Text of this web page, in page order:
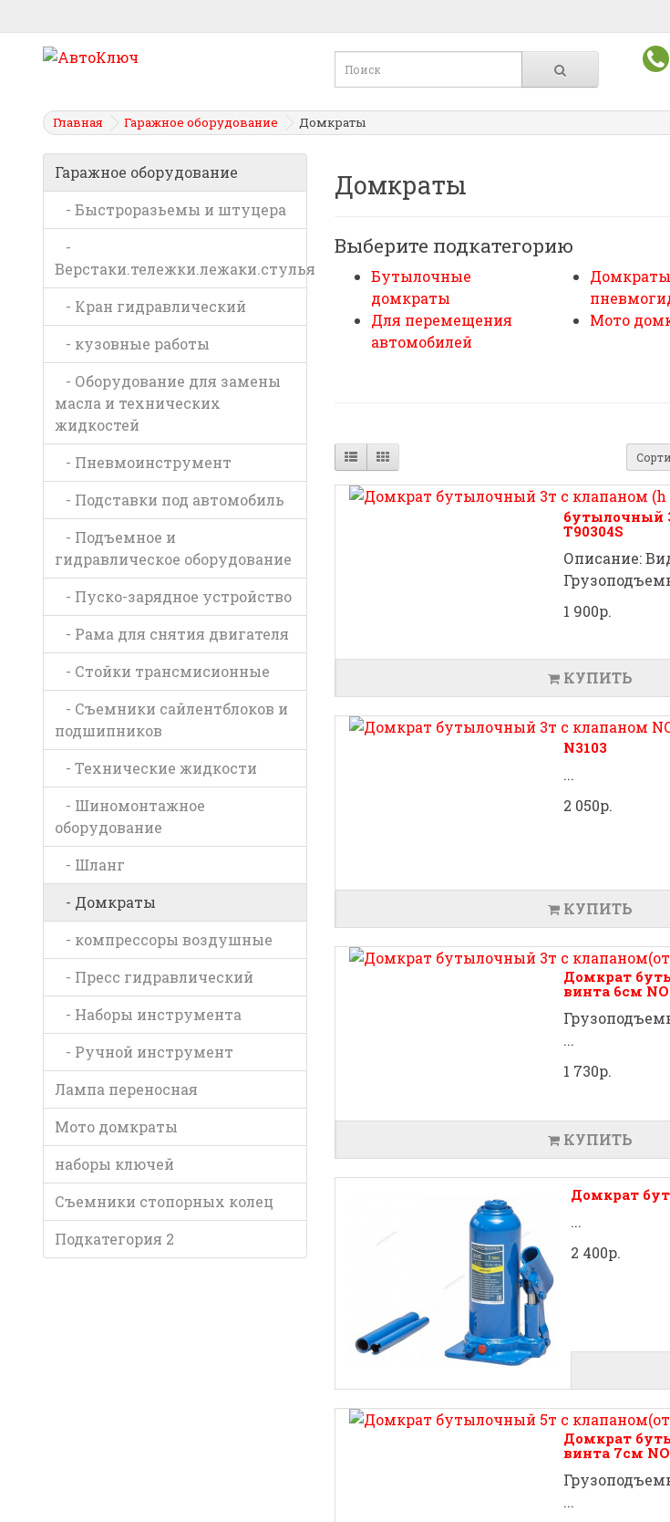
Главная Гаражное оборудование Домкраты
Гаражное оборудование
- Быстроразьемы и штуцера
-
Верстаки.тележки.лежаки.стулья
- Кран гидравлический
- кузовные работы
- Оборудование для замены
масла и технических
жидкостей
- Пневмоинструмент
- Подставки под автомобиль
- Подъемное и
гидравлическое оборудование
- Пуско-зарядное устройство
- Рама для снятия двигателя
- Стойки трансмисионные
- Съемники сайлентблоков и
подшипников
- Технические жидкости
- Шиномонтажное
оборудование
- Шланг
- Домкраты
- компрессоры воздушные
- Пресс гидравлический
- Наборы инструмента
- Ручной инструмент
Лампа переносная
Мото домкраты
наборы ключей
Съемники стопорных колец
Подкатегория 2
Домкраты
Выберите подкатегорию
Бутылочные
домкраты
Для перемещения
автомобилей
Домкраты
Мото
бутылочный
T90304S
Описание:
1 900р.
КУПИТЬ
N3103
...
2 050р.
КУПИТЬ
Домкрат
винта 6см
...
1 730р.
КУПИТЬ
Домкрат
...
2 400р.
Домкрат
винта 7см
...